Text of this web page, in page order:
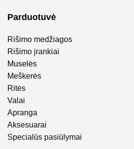
Parduotuvė
Rišimo medžiagos
Rišimo įrankiai
Muselės
Meškerės
Ritės
Valai
Apranga
Aksesuarai
Specialūs pasiūlymai